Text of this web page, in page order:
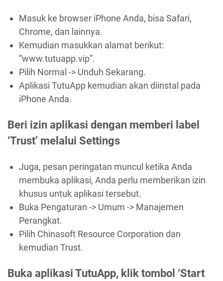
Masuk ke browser iPhone Anda, bisa Safari,
Chrome, dan lainnya.
Kemudian masukkan alamat berikut:
“www.tutuapp.vip”.
Pilih Normal -> Unduh Sekarang.
Aplikasi TutuApp kemudian akan diinstal pada
iPhone Anda.
Beri izin aplikasi dengan memberi label
‘Trust’ melalui Settings
Juga, pesan peringatan muncul ketika Anda
membuka aplikasi, Anda perlu memberikan izin
khusus untuk aplikasi tersebut.
Buka Pengaturan -> Umum -> Manajemen
Perangkat.
Pilih Chinasoft Resource Corporation dan
kemudian Trust.
Buka aplikasi TutuApp, klik tombol ‘Start